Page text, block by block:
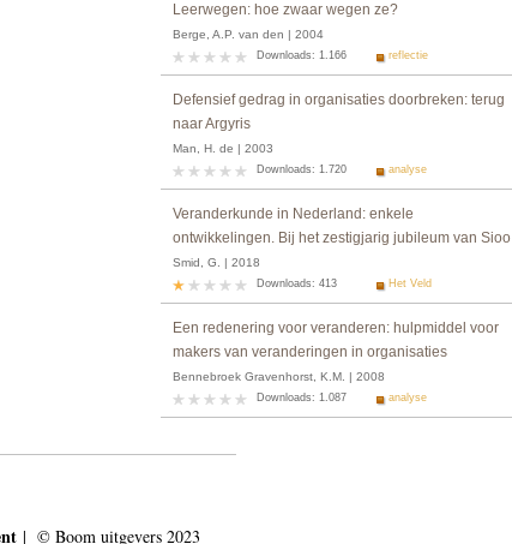
Leerwegen: hoe zwaar wegen ze?
Berge, A.P. van den | 2004
Downloads: 1.166 reflectie
Defensief gedrag in organisaties doorbreken: terug
naar Argyris
Man, H. de | 2003
Downloads: 1.720 analyse
Veranderkunde in Nederland: enkele
ontwikkelingen. Bij het zestigjarig jubileum van Sioo
Smid, G. | 2018
Downloads: 413 Het Veld
Een redenering voor veranderen: hulpmiddel voor
makers van veranderingen in organisaties
Bennebroek Gravenhorst, K.M. | 2008
Downloads: 1.087 analyse
| © Boom uitgevers 2023